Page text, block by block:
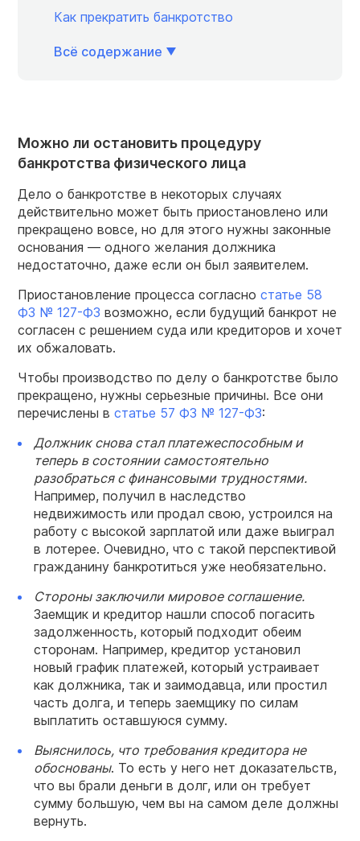
Как прекратить банкротство
Всё содержание
Можно ли остановить процедуру
банкротства физического лица
Дело о банкротстве в некоторых случаях
действительно может быть приостановлено или
прекращено вовсе, но для этого нужны законные
основания — одного желания должника
недостаточно, даже если он был заявителем.
Приостановление процесса согласно статье 58
ФЗ № 127-ФЗ возможно, если будущий банкрот не
согласен с решением суда или кредиторов и хочет
их обжаловать.
Чтобы производство по делу о банкротстве было
прекращено, нужны серьезные причины. Все они
перечислены в статье 57 ФЗ № 127-ФЗ:
Должник снова стал платежеспособным и
теперь в состоянии самостоятельно
разобраться с финансовыми трудностями.
Например, получил в наследство
недвижимость или продал свою, устроился на
работу с высокой зарплатой или даже выиграл
в лотерее. Очевидно, что с такой перспективой
гражданину банкротиться уже необязательно.
Стороны заключили мировое соглашение.
Заемщик и кредитор нашли способ погасить
задолженность, который подходит обеим
сторонам. Например, кредитор установил
новый график платежей, который устраивает
как должника, так и заимодавца, или простил
часть долга, и теперь заемщику по силам
выплатить оставшуюся сумму.
Выяснилось, что требования кредитора не
обоснованы. То есть у него нет доказательств,
что вы брали деньги в долг, или он требует
сумму большую, чем вы на самом деле должны
вернуть.